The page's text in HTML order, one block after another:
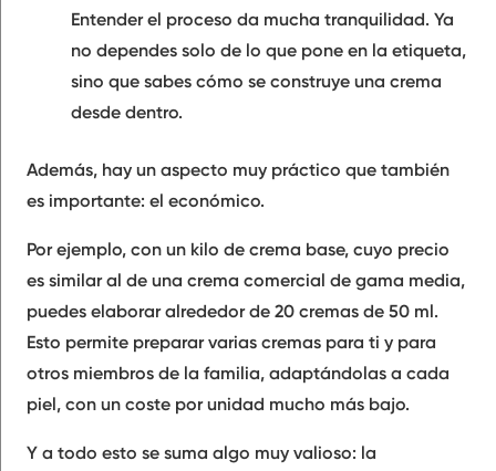
Entender el proceso da mucha tranquilidad. Ya
no dependes solo de lo que pone en la etiqueta,
sino que sabes cómo se construye una crema
desde dentro.
Además, hay un aspecto muy práctico que también
es importante: el económico.
Por ejemplo, con un kilo de crema base, cuyo precio
es similar al de una crema comercial de gama media,
puedes elaborar alrededor de 20 cremas de 50 ml.
Esto permite preparar varias cremas para ti y para
otros miembros de la familia, adaptándolas a cada
piel, con un coste por unidad mucho más bajo.
Y a todo esto se suma algo muy valioso: la